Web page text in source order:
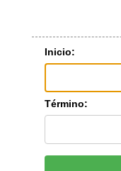
Inicio:
Término: